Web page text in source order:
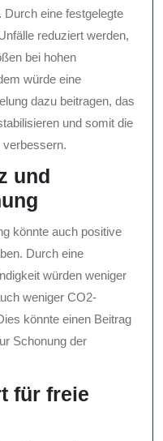
Durch eine festgelegte
reduziert werden,
bei hohen
würde eine
dazu beitragen, das
und somit die
und
könnte auch positive
Durch eine
würden weniger
weniger CO2-
könnte einen Beitrag
Schonung der
für freie